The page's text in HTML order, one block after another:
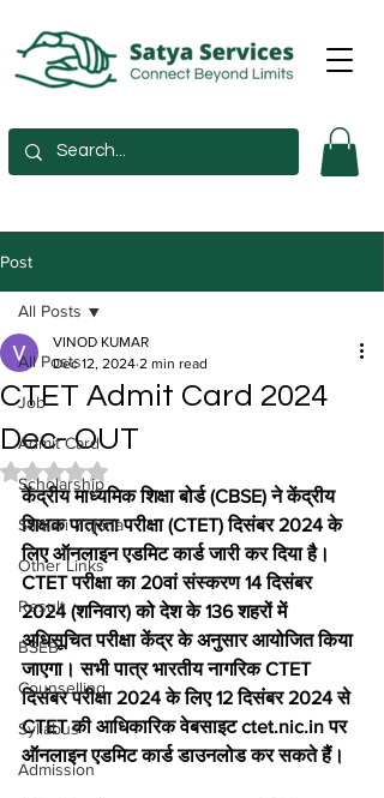
Post
All Posts
Job
Admit Card
Scholarship
Sarkari Yojana
Other Links
Result
BSEB
Counselling
Syllabus
Admission
All Posts
CTET Admit Card 2024
Dec- OUT
VINOD KUMAR
Dec 12, 2024 2 min read
Rated NaN out of 5 stars.
केंद्रीय माध्यमिक शिक्षा बोर्ड (CBSE) ने केंद्रीय
शिक्षक पात्रता परीक्षा (CTET) दिसंबर 2024 के
लिए ऑनलाइन एडमिट कार्ड जारी कर दिया है।
CTET परीक्षा का 20वां संस्करण 14 दिसंबर
2024 (शनिवार) को देश के 136 शहरों में
अधिसूचित परीक्षा केंद्र के अनुसार आयोजित किया
जाएगा। सभी पात्र भारतीय नागरिक CTET
दिसंबर परीक्षा 2024 के लिए 12 दिसंबर 2024 से
CTET की आधिकारिक वेबसाइट ctet.nic.in पर
ऑनलाइन एडमिट कार्ड डाउनलोड कर सकते हैं।